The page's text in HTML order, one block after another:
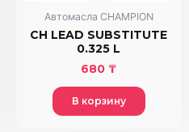
Автомасла CHAMPION
CH LEAD SUBSTITUTE
0.325 L
680 ₸
В корзину